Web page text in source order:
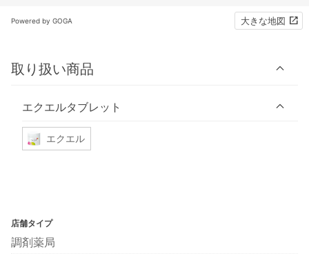
Powered by GOGA 大きな地図
取り扱い商品
エクエルタブレット
エクエル
店舗タイプ
調剤薬局